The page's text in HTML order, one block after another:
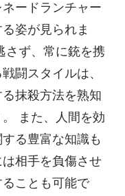
ードランチャー
姿が見られま
さず、常に銃を携
闘スタイルは、
抹殺方法を熟知
また、人間を効
る豊富な知識も
相手を負傷させ
ことも可能で